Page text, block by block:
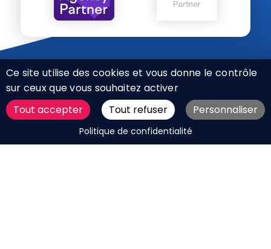
DEMANDER UN DEVIS
CHARTE RÉSEAUX SOCIAUX
MENTIONS LÉGALES
Ce site utilise des cookies et vous donne le contrôle
sur ceux que vous souhaitez activer
Tout accepter
Tout refuser Personnaliser
Politique de confidentialité